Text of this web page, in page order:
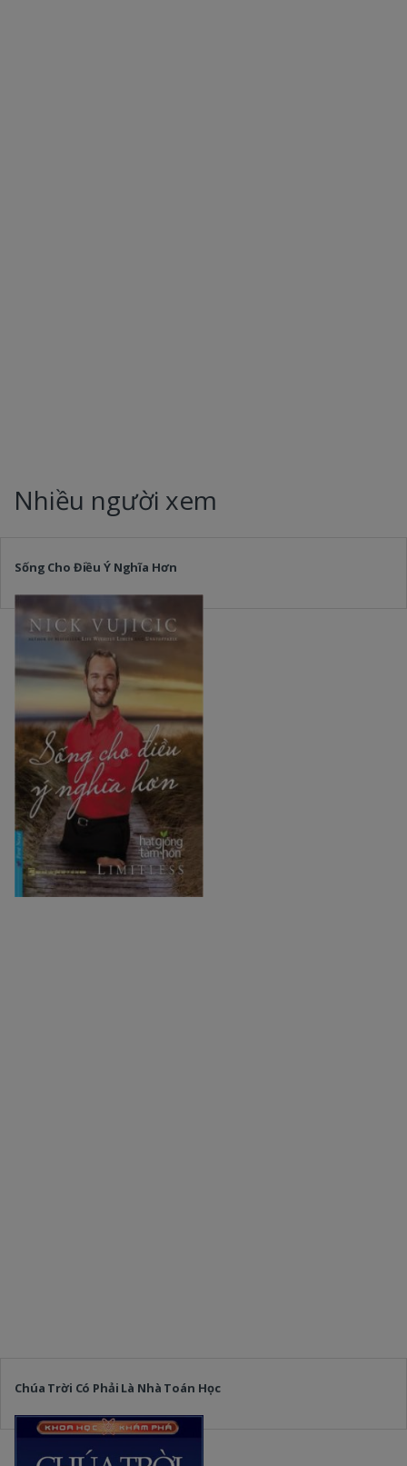
Nhiều người xem
Sống Cho Điều Ý Nghĩa Hơn
Chúa Trời Có Phải Là Nhà Toán Học